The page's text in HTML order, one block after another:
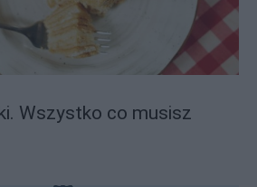
Wszystko co musisz